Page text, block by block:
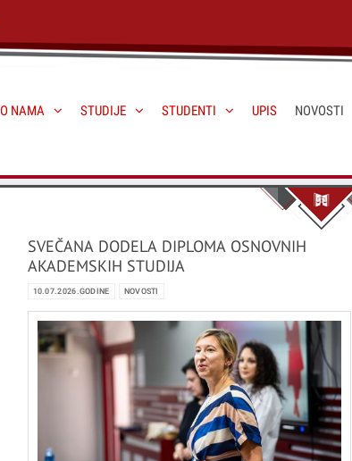
O NAMA STUDIJE STUDENTI UPIS NOVOSTI
SVEČANA DODELA DIPLOMA OSNOVNIH
AKADEMSKIH STUDIJA
10.07.2026.GODINE NOVOSTI